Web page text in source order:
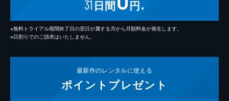
31 日間 円 ※
※無料トライアル期間終了日の翌日が属する月から月額料金が発生します。
※日割りでのご請求はいたしません。
最新作のレンタルに使える
ポイント プレゼント